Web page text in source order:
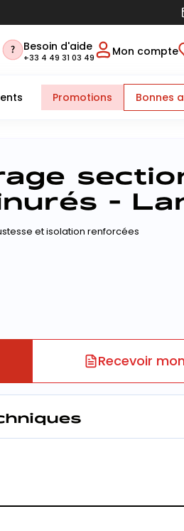
Besoin d'aide
+33 4 49 31 03 49 Mon compte
Promotions Bonnes
-
et isolation renforcées
Recevoir